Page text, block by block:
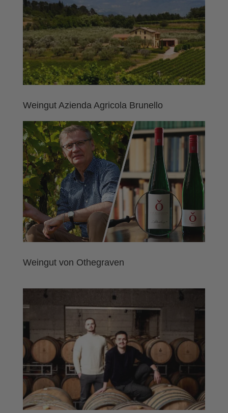
Weingut Azienda Agricola Brunello
Weingut von Othegraven